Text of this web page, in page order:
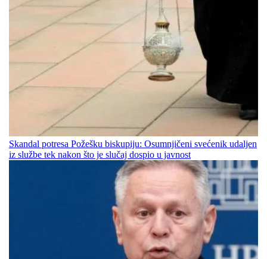
Skandal potresa Požešku biskupiju: Osumnjičeni svećenik udaljen
iz službe tek nakon što je slučaj dospio u javnost